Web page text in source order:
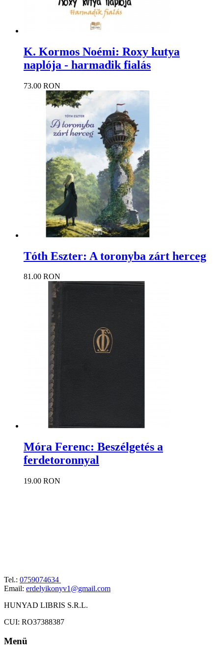
K. Kormos Noémi: Roxy kutya
naplója - harmadik fialás
73.00 RON
Tóth Eszter: A toronyba zárt herceg
81.00 RON
Móra Ferenc: Beszélgetés a
ferdetoronnyal
19.00 RON
Tel.: 0759074634
Email: erdelyikonyv1@gmail.com
HUNYAD LIBRIS S.R.L.
CUI: RO37388387
Menü